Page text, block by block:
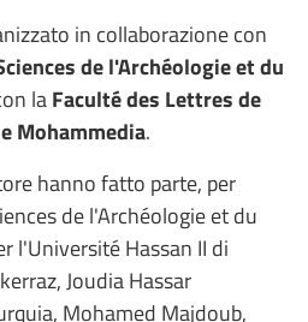
in collaborazione con
de l'Archéologie et du
laFaculté des Lettres de
Mohammedia.
hanno fatto parte, per
de l'Archéologie et du
l'Université Hassan II di
Joudia Hassar
Mohamed Majdoub,